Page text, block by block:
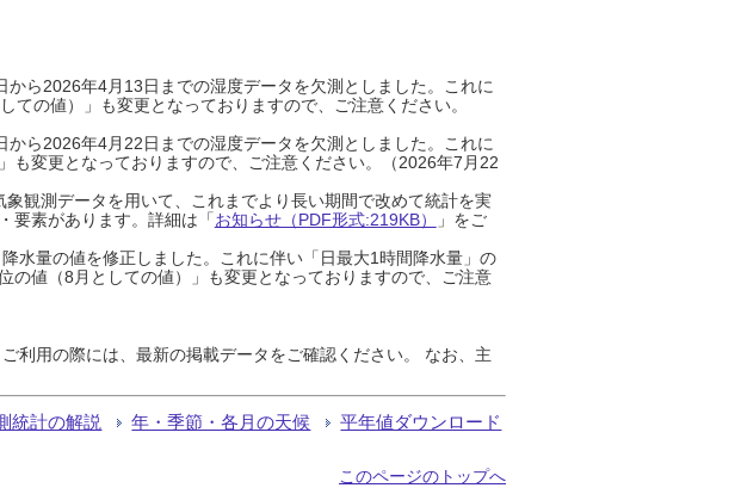
ら2026年4月13日までの湿度データを欠測としました。これに
の値）」も変更となっておりますので、ご注意ください。
ら2026年4月22日までの湿度データを欠測としました。これに
変更となっておりますので、ご注意ください。（2026年7月22
観測データを用いて、これまでより長い期間で改めて統計を実
要素があります。詳細は「お知らせ（PDF形式:219KB）
」をご
水量の値を修正しました。これに伴い「日最大1時間降水量」の
の値（8月としての値）」も変更となっておりますので、ご注意
利用の際には、最新の掲載データをご確認ください。 なお、主
統計の解説 年・季節・各月の天候 平年値ダウンロード
このページのトップへ